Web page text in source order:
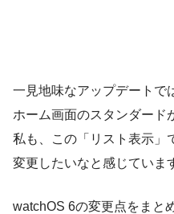
一見地味なアップデートで
ホーム画面のスタンダード
私も、この「リスト表示」
変更したいなと感じていま
watchOS 6の変更点をまと